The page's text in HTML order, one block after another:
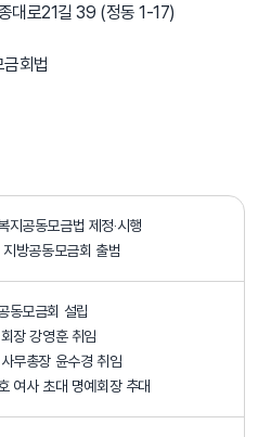
대로21길 39 (정동 1-17)
회법
지공동모금법 제정‧시행
방공동모금회 출범
동모금회 설립
장 강영훈 취임
무총장 윤수경 취임
여사 초대 명예회장 추대